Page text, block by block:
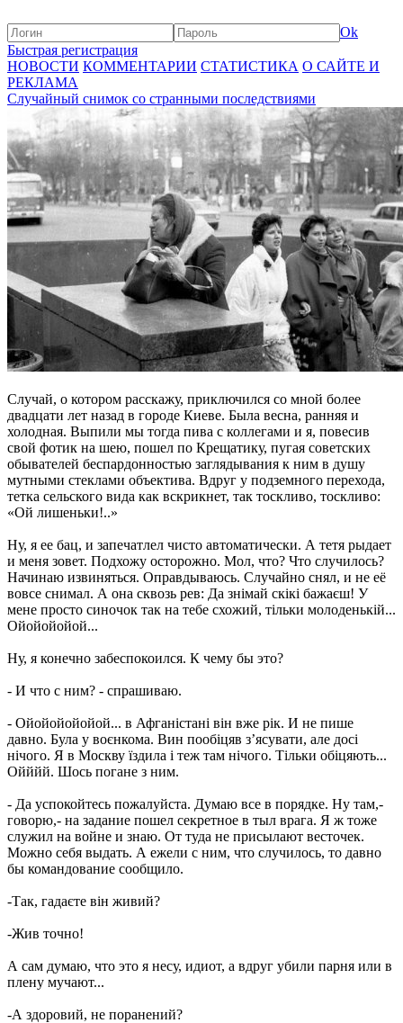
Ok
Быстрая регистрация
НОВОСТИ КОММЕНТАРИИ СТАТИСТИКА О САЙТЕ И
РЕКЛАМА
Случайный снимок со странными последствиями
Случай, о котором расскажу, приключился со мной более
двадцати лет назад в городе Киеве. Была весна, ранняя и
холодная. Выпили мы тогда пива с коллегами и я, повесив
свой фотик на шею, пошел по Крещатику, пугая советских
обывателей беспардонностью заглядывания к ним в душу
мутными стеклами объектива. Вдруг у подземного перехода,
тетка сельского вида как вскрикнет, так тоскливо, тоскливо:
«Ой лишеньки!..»
Ну, я ее бац, и запечатлел чисто автоматически. А тетя рыдает
и меня зовет. Подхожу осторожно. Мол, что? Что случилось?
Начинаю извиняться. Оправдываюсь. Случайно снял, и не её
вовсе снимал. А она сквозь рев: Да знімай скікі бажаєш! У
мене просто синочок так на тебе схожий, тільки молоденькій...
Ойойойойой...
Ну, я конечно забеспокоился. К чему бы это?
- И что с ним? - спрашиваю.
- Ойойойойойой... в Афганістані він вже рік. И не пише
давно. Була у воєнкома. Вин пообіцяв з’ясувати, але досі
нічого. Я в Москву їздила і теж там нічого. Тільки обіцяють...
Ойййй. Шось погане з ним.
- Да успокойтесь пожалуйста. Думаю все в порядке. Ну там,-
говорю,- на задание пошел секретное в тыл врага. Я ж тоже
служил на войне и знаю. От туда не присылают весточек.
Можно себя выдать. А ежели с ним, что случилось, то давно
бы командование сообщило.
-Так, гадаєте він живий?
-Жив точно!
А сам думаю, что это я несу, идиот, а вдруг убили парня или в
плену мучают...
-А здоровий, не поранений?